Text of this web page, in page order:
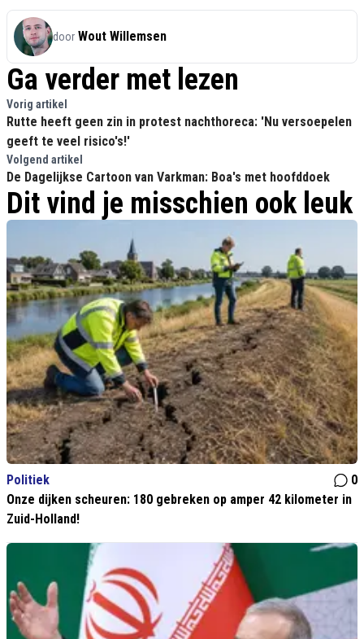
door Wout Willemsen
Ga verder met lezen
Vorig artikel
Rutte heeft geen zin in protest nachthoreca: 'Nu versoepelen
geeft te veel risico's!'
Volgend artikel
De Dagelijkse Cartoon van Varkman: Boa's met hoofddoek
Dit vind je misschien ook leuk
Politiek
0
Onze dijken scheuren: 180 gebreken op amper 42 kilometer in
Zuid-Holland!